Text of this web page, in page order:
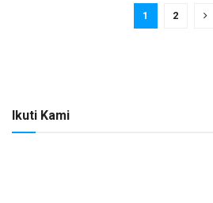
1 2
Ikuti Kami